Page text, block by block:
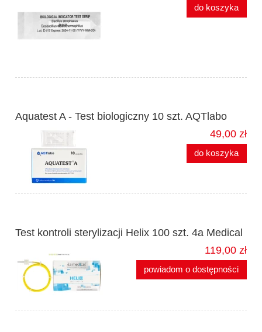
do koszyka
Aquatest A - Test biologiczny 10 szt. AQTlabo
49,00 zł
do koszyka
Test kontroli sterylizacji Helix 100 szt. 4a Medical
119,00 zł
powiadom o dostępności